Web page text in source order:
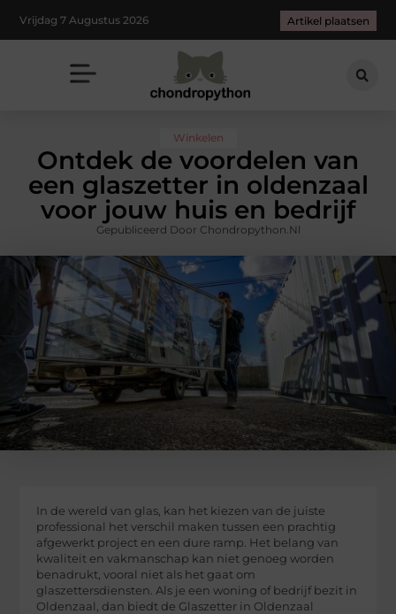
Vrijdag 7 Augustus 2026 Artikel plaatsen
Winkelen
Ontdek de voordelen van
een glaszetter in oldenzaal
voor jouw huis en bedrijf
Gepubliceerd Door Chondropython.nl
In de wereld van glas, kan het kiezen van de juiste
professional het verschil maken tussen een prachtig
afgewerkt project en een dure ramp. Het belang van
kwaliteit en vakmanschap kan niet genoeg worden
benadrukt, vooral niet als het gaat om
glaszettersdiensten. Als je een woning of bedrijf bezit in
Oldenzaal, dan biedt de Glaszetter in Oldenzaal